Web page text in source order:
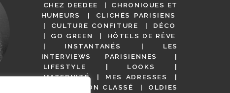
CHEZ DEEDEE
CHRONIQUES ET
HUMEURS
CLICHÉS PARISIENS
CULTURE CONFITURE
DÉCO
GO GREEN
HÔTELS DE RÊVE
INSTANTANÉS
LES
INTERVIEWS PARISIENNES
LIFESTYLE
LOOKS
MATERNITÉ
MES ADRESSES
NON CLASSÉ OLDIES